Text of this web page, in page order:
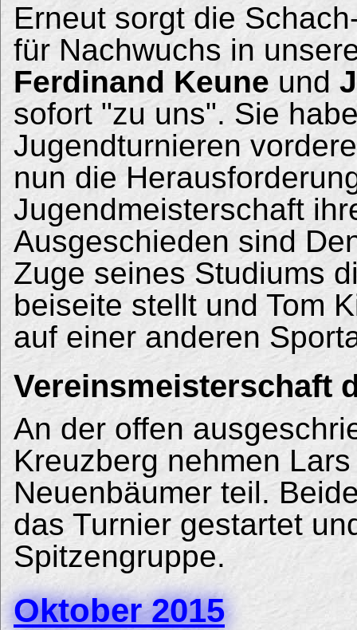
Erneut sorgt die
für Nachwuchs in
Ferdinand Keune und
sofort "zu uns". Sie
Jugendturnieren
nun die
Jugendmeisterschaft
Ausgeschieden sind
Zuge seines Studiums
beiseite stellt und Tom
auf einer anderen
Vereinsmeisterschaft
An der offen
Kreuzberg nehmen
Neuenbäumer teil.
das Turnier gestartet
Spitzengruppe.
Oktober 2015